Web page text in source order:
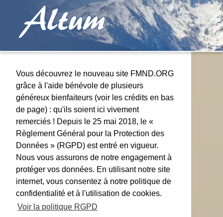
Altum
Vous découvrez le nouveau site FMND.ORG
grâce à l'aide bénévole de plusieurs
généreux bienfaiteurs (voir les crédits en bas
de page) : qu'ils soient ici vivement
remerciés ! Depuis le 25 mai 2018, le «
Règlement Général pour la Protection des
Données » (RGPD) est entré en vigueur.
Nous vous assurons de notre engagement à
protéger vos données. En utilisant notre site
internet, vous consentez à notre politique de
confidentialité et à l'utilisation de cookies.
Voir la politique RGPD